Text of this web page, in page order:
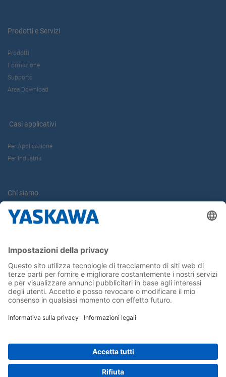
Prodotti e Servizi
Prodotti
Formazione
Supporto
Area Download
Casi applicativi
Per Applicazione
Per Industria
Chi siamo
Yaskawa Europe Gmbh
Conferma la tua presenza in Yaskawa
Seguici su...